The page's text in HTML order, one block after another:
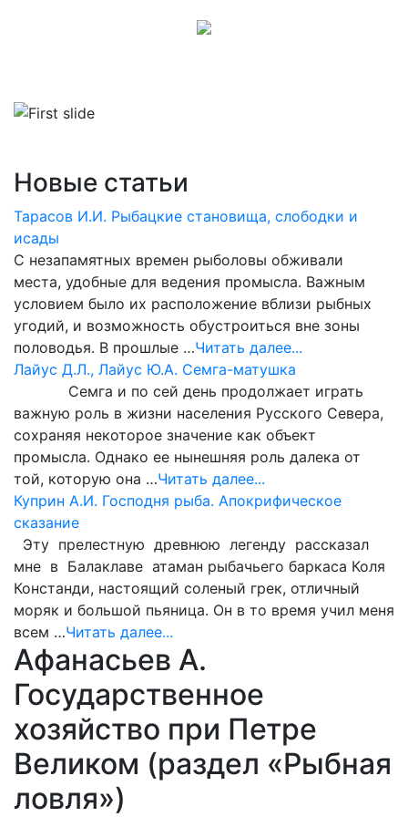
Новые статьи
Тарасов И.И. Рыбацкие становища, слободки и
исады
С незапамятных времен рыболовы обживали
места, удобные для ведения промысла. Важным
условием было их расположение вблизи рыбных
угодий, и возможность обустроиться вне зоны
половодья. В прошлые …Читать далее...
Лайус Д.Л., Лайус Ю.А. Семга-матушка
Семга и по сей день продолжает играть
важную роль в жизни населения Русского Севера,
сохраняя некоторое значение как объект
промысла. Однако ее нынешняя роль далека от
той, которую она …Читать далее...
Куприн А.И. Господня рыба. Апокрифическое
сказание
Эту прелестную древнюю легенду рассказал
мне в Балаклаве атаман рыбачьего баркаса Коля
Констанди, настоящий соленый грек, отличный
моряк и большой пьяница. Он в то время учил меня
всем …Читать далее...
Афанасьев А.
Государственное
хозяйство при Петре
Великом (раздел «Рыбная
ловля»)